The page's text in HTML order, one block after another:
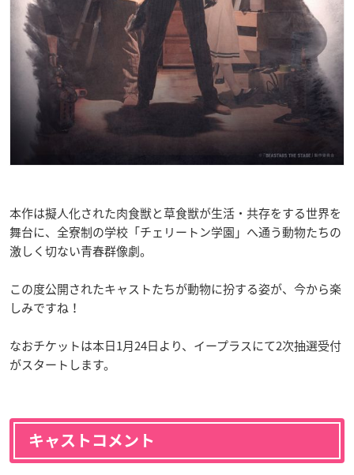
本作は擬人化された肉食獣と草食獣が生活・共存をする世界を
舞台に、全寮制の学校「チェリートン学園」へ通う動物たちの
激しく切ない青春群像劇。
この度公開されたキャストたちが動物に扮する姿が、今から楽
しみですね！
なおチケットは本日1月24日より、イープラスにて2次抽選受付
がスタートします。
キャストコメント